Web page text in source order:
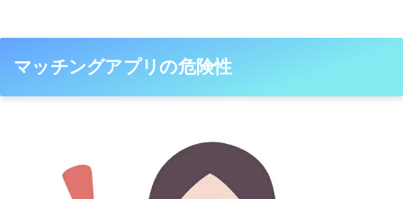
マッチングアプリの危険性